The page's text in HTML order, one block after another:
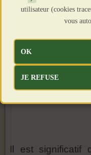
Il est significatif
utilisateur (cookies
vous
OK
JE REFUSE